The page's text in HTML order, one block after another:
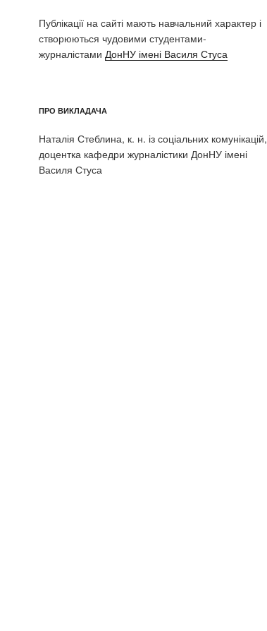
Публікації на сайті мають навчальний характер і
створюються чудовими студентами-
журналістами ДонНУ імені Василя Стуса
ПРО ВИКЛАДАЧА
Наталія Стеблина, к. н. із соціальних комунікацій,
доцентка кафедри журналістики ДонНУ імені
Василя Стуса